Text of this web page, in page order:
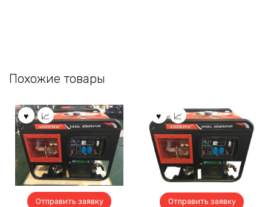
Похожие товары
Отправить заявку Отправить заявку